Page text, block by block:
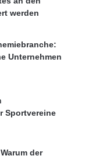
werden
Unternehmen
Sportvereine
der